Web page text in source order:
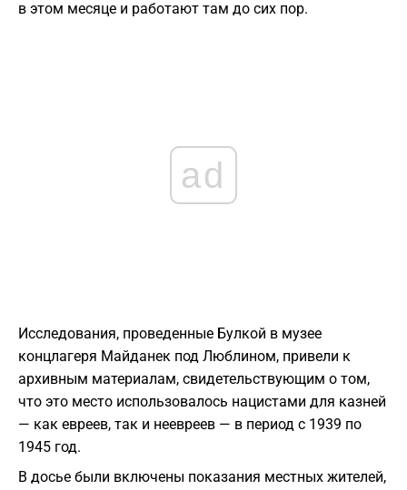
в этом месяце и работают там до сих пор.
ad
Исследования, проведенные Булкой в ​​музее
концлагеря Майданек под Люблином, привели к
архивным материалам, свидетельствующим о том,
что это место использовалось нацистами для казней
— как евреев, так и неевреев — в период с 1939 по
1945 год.
В досье были включены показания местных жителей,